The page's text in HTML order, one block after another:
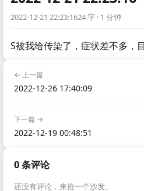
2022-12-21 22:23:1624 字 · 1 分钟
S被我给传染了，症状差不多，
← 上一篇
2022-12-26 17:40:09
下一篇 →
2022-12-19 00:48:51
0 条评论
还没有评论，来抢一个沙发。